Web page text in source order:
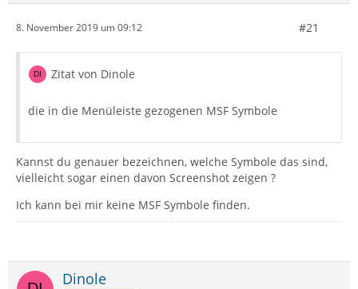
8. November 2019 um 09:12 #21
Zitat von Dinole
die in die Menüleiste gezogenen MSF Symbole
Kannst du genauer bezeichnen, welche Symbole das sind,
vielleicht sogar einen davon Screenshot zeigen ?
Ich kann bei mir keine MSF Symbole finden.
Dinole